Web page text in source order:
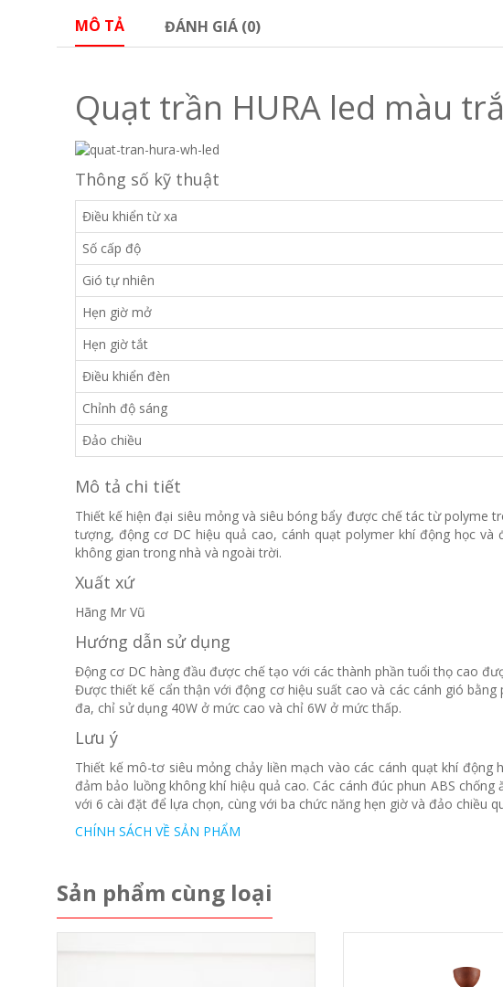
MÔ TẢ ĐÁNH GIÁ (0)
Quạt trần HURA led màu
Thông số kỹ thuật
Điều khiển từ xa
Số cấp độ
Gió tự nhiên
Hẹn giờ mở
Hẹn giờ tắt
Điều khiển đèn
Chỉnh độ sáng
Đảo chiều
Mô tả chi tiết
Thiết kế hiện đại siêu mỏng và siêu bóng bẩy được chế tác từ polyme
tượng, động cơ DC hiệu quả cao, cánh quạt polymer khí động học
không gian trong nhà và ngoài trời.
Xuất xứ
Hãng Mr Vũ
Hướng dẫn sử dụng
Động cơ DC hàng đầu được chế tạo với các thành phần tuổi thọ cao
Được thiết kế cẩn thận với động cơ hiệu suất cao và các cánh gió
đa, chỉ sử dụng 40W ở mức cao và chỉ 6W ở mức thấp.
Lưu ý
Thiết kế mô-tơ siêu mỏng chảy liền mạch vào các cánh quạt khí động
đảm bảo luồng không khí hiệu quả cao. Các cánh đúc phun ABS
với 6 cài đặt để lựa chọn, cùng với ba chức năng hẹn giờ và đảo chiều
CHÍNH SÁCH VỀ SẢN PHẨM
Sản phẩm cùng loại